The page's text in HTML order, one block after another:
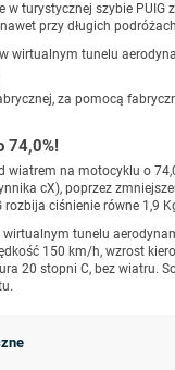
w turystycznej szybie PUIG
przy długich
wirtualnym tunelu
za pomocą
74,0%!
wiatrem na motocyklu o
cX), poprzez
rozbija ciśnienie równe 1,9
tunelu
150 km/h, wzrost
20 stopni C, bez wiatru.